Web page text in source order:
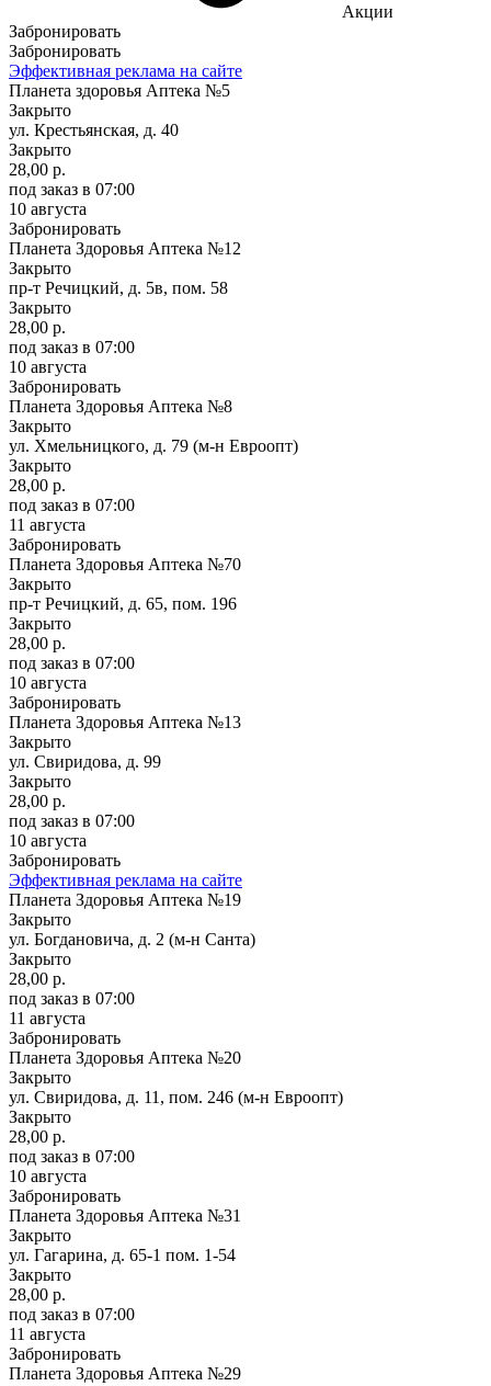
Акции
Забронировать
Забронировать
Эффективная реклама на сайте
Планета здоровья Аптека №5
Закрыто
ул. Крестьянская, д. 40
Закрыто
28,00 р.
под заказ в 07:00
10 августа
Забронировать
Планета Здоровья Аптека №12
Закрыто
пр-т Речицкий, д. 5в, пом. 58
Закрыто
28,00 р.
под заказ в 07:00
10 августа
Забронировать
Планета Здоровья Аптека №8
Закрыто
ул. Хмельницкого, д. 79 (м-н Евроопт)
Закрыто
28,00 р.
под заказ в 07:00
11 августа
Забронировать
Планета Здоровья Аптека №70
Закрыто
пр-т Речицкий, д. 65, пом. 196
Закрыто
28,00 р.
под заказ в 07:00
10 августа
Забронировать
Планета Здоровья Аптека №13
Закрыто
ул. Свиридова, д. 99
Закрыто
28,00 р.
под заказ в 07:00
10 августа
Забронировать
Эффективная реклама на сайте
Планета Здоровья Аптека №19
Закрыто
ул. Богдановича, д. 2 (м-н Санта)
Закрыто
28,00 р.
под заказ в 07:00
11 августа
Забронировать
Планета Здоровья Аптека №20
Закрыто
ул. Свиридова, д. 11, пом. 246 (м-н Евроопт)
Закрыто
28,00 р.
под заказ в 07:00
10 августа
Забронировать
Планета Здоровья Аптека №31
Закрыто
ул. Гагарина, д. 65-1 пом. 1-54
Закрыто
28,00 р.
под заказ в 07:00
11 августа
Забронировать
Планета Здоровья Аптека №29